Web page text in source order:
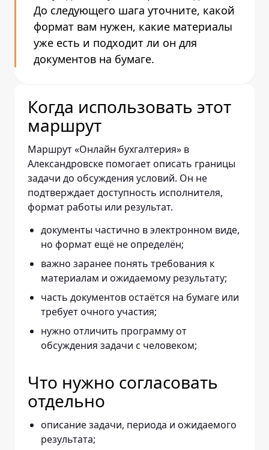
До следующего шага уточните, какой
формат вам нужен, какие материалы
уже есть и подходит ли он для
документов на бумаге.
Когда использовать этот
маршрут
Маршрут «Онлайн бухгалтерия» в
Александровске помогает описать границы
задачи до обсуждения условий. Он не
подтверждает доступность исполнителя,
формат работы или результат.
документы частично в электронном виде,
но формат ещё не определён;
важно заранее понять требования к
материалам и ожидаемому результату;
часть документов остаётся на бумаге или
требует очного участия;
нужно отличить программу от
обсуждения задачи с человеком;
Что нужно согласовать
отдельно
описание задачи, периода и ожидаемого
результата;